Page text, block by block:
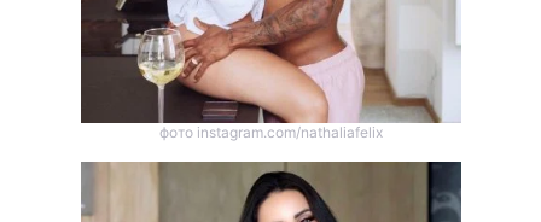
фото instagram.com/nathaliafelix